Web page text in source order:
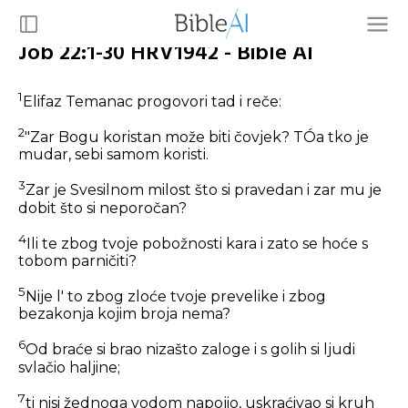
Job 22:1-30 HRV1942 - Bible AI
1Elifaz Temanac progovori tad i reče:
2"Zar Bogu koristan može biti čovjek? TÓa tko je
mudar, sebi samom koristi.
3Zar je Svesilnom milost što si pravedan i zar mu je
dobit što si neporočan?
4Ili te zbog tvoje pobožnosti kara i zato se hoće s
tobom parničiti?
5 Nije l' to zbog zloće tvoje prevelike i zbog
bezakonja kojim broja nema?
6Od braće si brao nizašto zaloge i s golih si ljudi
svlačio haljine;
7ti nisi žednoga vodom napojio, uskraćivao si kruh